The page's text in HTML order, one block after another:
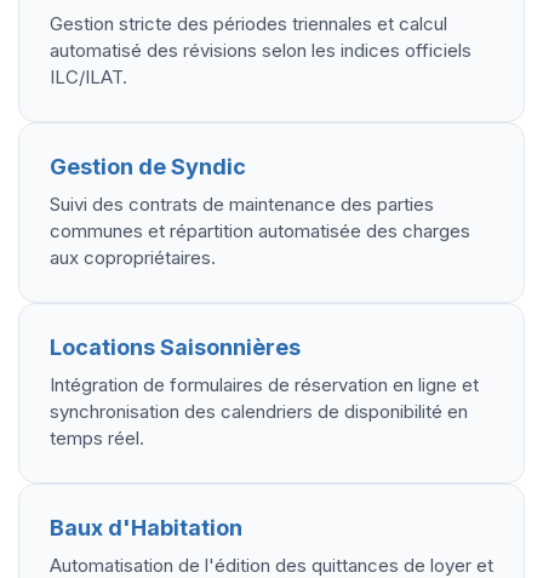
Gestion stricte des périodes triennales et calcul
automatisé des révisions selon les indices officiels
ILC/ILAT.
Gestion de Syndic
Suivi des contrats de maintenance des parties
communes et répartition automatisée des charges
aux copropriétaires.
Locations Saisonnières
Intégration de formulaires de réservation en ligne et
synchronisation des calendriers de disponibilité en
temps réel.
Baux d'Habitation
Automatisation de l'édition des quittances de loyer et